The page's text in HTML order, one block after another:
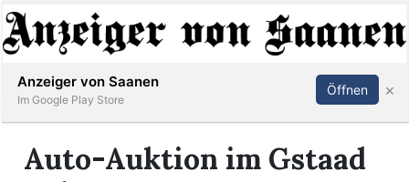
Abonnieren Anmelden
Auto-Auktion im Gstaad
Anzeiger von Saanen
Im Google Play Store
Öffnen ×